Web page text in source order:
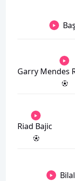
Garry Mendes
Riad Bajic